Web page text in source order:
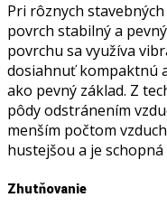
Pri rôznych
povrch stabilný a
povrchu sa využíva
dosiahnuť kompaktnú
ako pevný základ. Z
pôdy odstránením
menším počtom
hustejšou a je
Zhutňovanie